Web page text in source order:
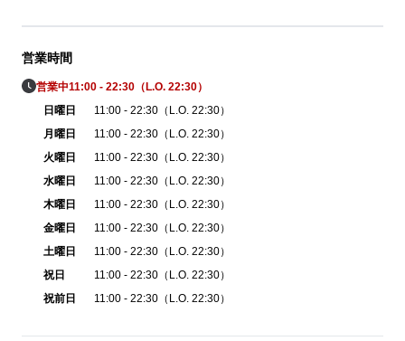
営業時間
営業中11:00 - 22:30（L.O. 22:30）
日曜日
11:00 - 22:30（L.O. 22:30）
月曜日
11:00 - 22:30（L.O. 22:30）
火曜日
11:00 - 22:30（L.O. 22:30）
水曜日
11:00 - 22:30（L.O. 22:30）
木曜日
11:00 - 22:30（L.O. 22:30）
金曜日
11:00 - 22:30（L.O. 22:30）
土曜日
11:00 - 22:30（L.O. 22:30）
祝日
11:00 - 22:30（L.O. 22:30）
祝前日
11:00 - 22:30（L.O. 22:30）